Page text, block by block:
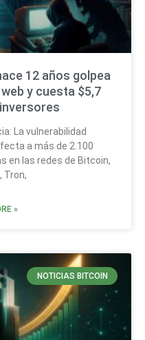
12 años golpea
y cuesta $5,7
La vulnerabilidad
a más de 2.100
en las redes de Bitcoin,
Tron,
»
NOTICIAS BITCOIN